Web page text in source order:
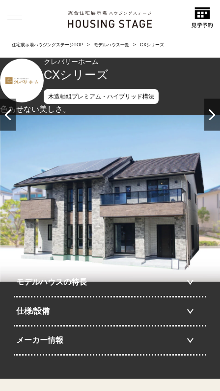
住宅展示場ハウジングステージTOP モデルハウス一覧 CXシリーズ
クレバリーホーム
CXシリーズ
木造軸組プレミアム・ハイブリッド構法
色あせない美しさ。
モデルハウスの特長
仕様/設備
メーカー情報